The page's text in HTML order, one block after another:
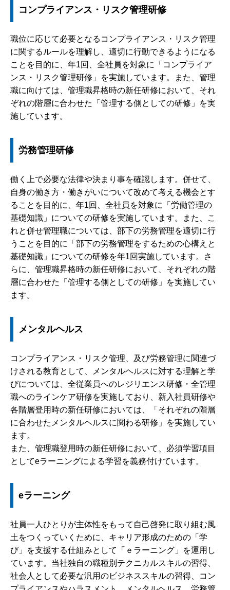
コンプライアンス・リスク管理研修
職位に応じて必要となるコンプライアンス・リスク管理
に関するルールを理解し、適切に行動できるようになる
ことを目的に、年1回、全社員を対象に「コンプライア
ンス・リスク管理研修」を実施しています。また、管理
職に向けては、管理職昇格時の新任研修において、それ
ぞれの階層に合わせた「管理する側としての研修」を実
施しています。
労務管理研修
働く上で必要な法律や決まり事を確認します。併せて、
自身の働き方・働きがいについて改めて考える機会とす
ることを目的に、年1回、全社員を対象に「労働管理の
基礎知識」についての研修を実施しています。また、こ
れと併せ管理職については、部下の労務管理を適切に行
うことを目的に「部下の労務管理をするための心構えと
基礎知識」についての研修を年1回実施しています。さ
らに、管理職昇格時の新任研修において、それぞれの階
層に合わせた「管理する側としての研修」を実施してい
ます。
メンタルヘルス
コンプライアンス・リスク管理、及び労務管理に関連づ
けされる教育として、メンタルヘルスに対する理解と学
びについては、全従業員へのレジリエンス研修・全管理
職へのラインケア研修を実施しており、新入社員研修や
各階層登用時の新任研修においては、「それぞれの階層
に合わせたメンタルヘルスに関わる研修」を実施してい
ます。
また、管理職登用時の新任研修において、必須学習項目
としてeラーニングによる学習を義務付けています。
eラーニング
社員一人ひとりが主体性をもって自己啓発に取り組む風
土をつくっていくために、キャリア形成のための「学
び」を支援する仕組みとして「ｅラーニング」を運用し
ています。当社独自の職種別テクニカルスキルの習得、
社会人として必要な汎用のビジネススキルの習得、コン